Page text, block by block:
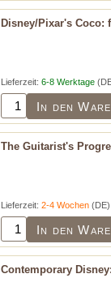
Disney/Pixar's Coco:
Lieferzeit: 6-8 Werktage
In den
The Guitarist's
Lieferzeit: 2-4 Wochen (DE)
In den
Contemporary